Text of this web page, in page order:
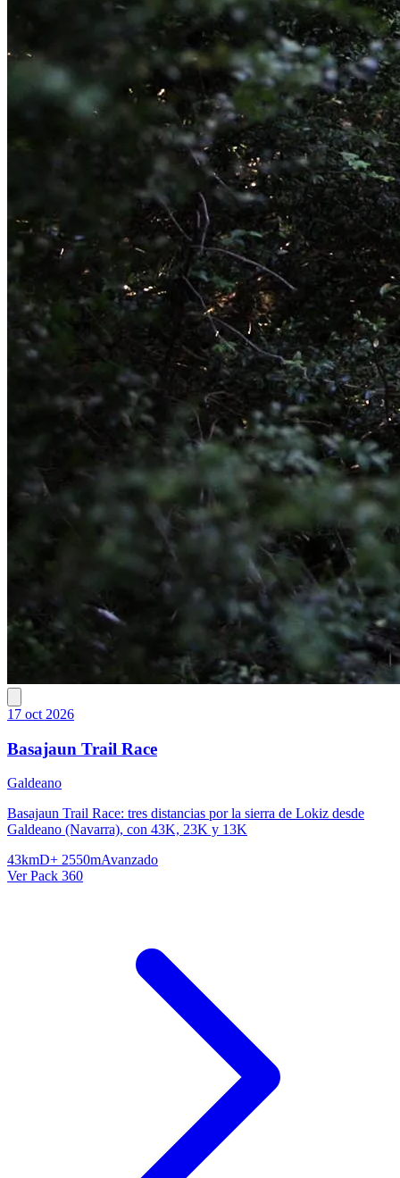
17 oct 2026
Basajaun Trail Race
Galdeano
Basajaun Trail Race: tres distancias por la sierra de Lokiz desde
Galdeano (Navarra), con 43K, 23K y 13K
43kmD+ 2550mAvanzado
Ver Pack 360